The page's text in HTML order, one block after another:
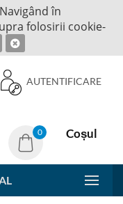
în
folosirii cookie-
AUTENTIFICARE
0 Coșul